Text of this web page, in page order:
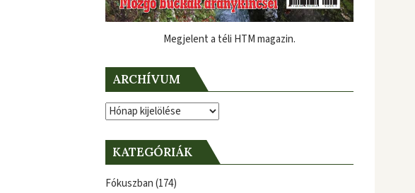
Megjelent a téli HTM magazin.
ARCHÍVUM
Archívum
KATEGÓRIÁK
Fókuszban(174)